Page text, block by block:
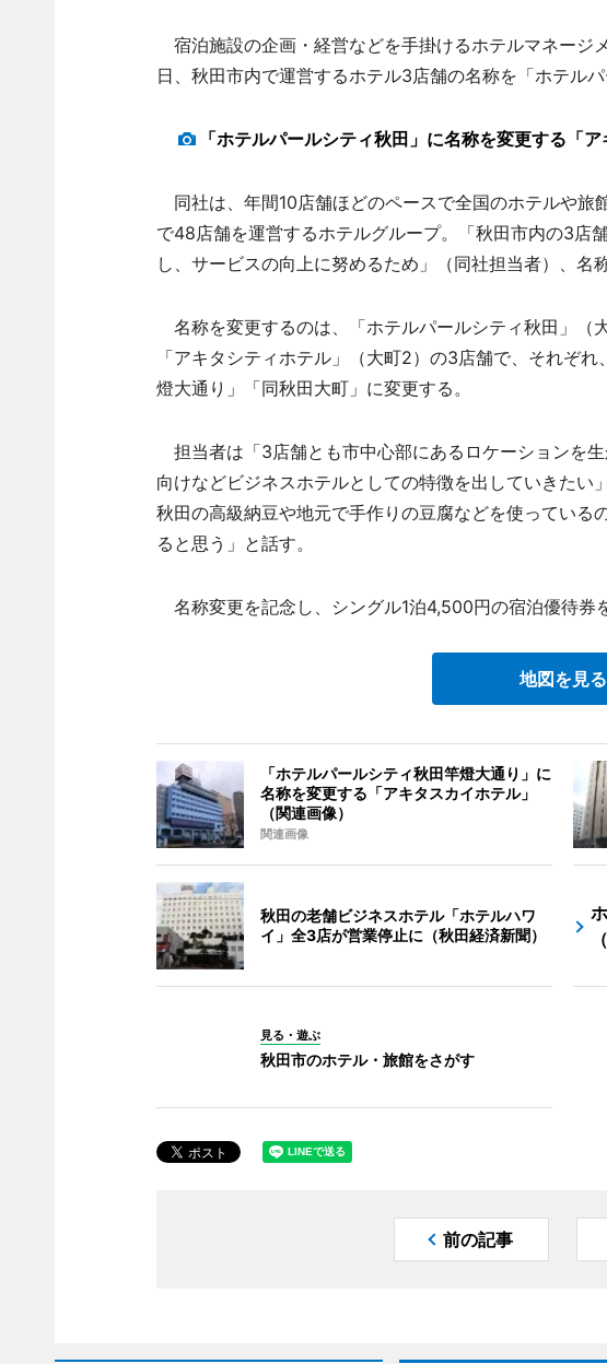
宿泊施設の企画・経営などを手掛けるホテルマネージ
日、秋田市内で運営するホテル3店舗の名称を「ホテルパ
「ホテルパールシティ秋田」に名称を変更する「ア
同社は、年間10店舗ほどのペースで全国のホテルや旅
で48店舗を運営するホテルグループ。「秋田市内の3店
し、サービスの向上に努めるため」（同社担当者）、名
名称を変更するのは、「ホテルパールシティ秋田」（
「アキタシティホテル」（大町2）の3店舗で、それぞ
燈大通り」「同秋田大町」に変更する。
担当者は「3店舗とも市中心部にあるロケーションを
向けなどビジネスホテルとしての特徴を出していきたい
秋田の高級納豆や地元で手作りの豆腐などを使っている
ると思う」と話す。
名称変更を記念し、シングル1泊4,500円の宿泊優待券
地図を見る
「ホテルパールシティ秋田竿燈大通り」に
名称を変更する「アキタスカイホテル」
（関連画像）
関連画像
秋田の老舗ビジネスホテル「ホテルハワ
イ」全3店が営業停止に（秋田経済新聞）
見る・遊ぶ
秋田市のホテル・旅館をさがす
前の記事